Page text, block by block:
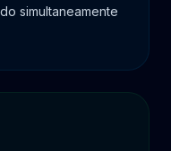
simultaneamente